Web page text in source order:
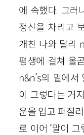
에 속했다. 그러
정신을 차리고
개친 나와 달리
평생에 걸쳐 올
n&n’s의 밑에서
이 그렇다는 거
운을 입고 퍼질
로 이어 ‘말이